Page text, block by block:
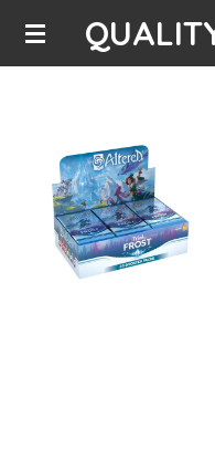
Skip